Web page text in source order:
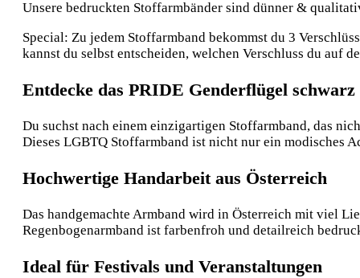
Unsere bedruckten Stoffarmbänder sind dünner &
Special: Zu jedem Stoffarmband bekommst du 3
kannst du selbst entscheiden, welchen Verschluss du auf
Entdecke das PRIDE Genderflügel
Du suchst nach einem einzigartigen Stoffarmband, das
Dieses LGBTQ Stoffarmband ist nicht nur ein modisches
Hochwertige Handarbeit aus Österreich
Das handgemachte Armband wird in Österreich mit viel
Regenbogenarmband ist farbenfroh und detailreich
Ideal für Festivals und Veranstaltungen